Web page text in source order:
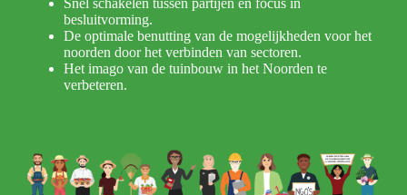
Snel schakelen tussen partijen en focus in
besluitvorming.
De optimale benutting van de mogelijkheden voor het
noorden door het verbinden van sectoren.
Het imago van de tuinbouw in het Noorden te
verbeteren.